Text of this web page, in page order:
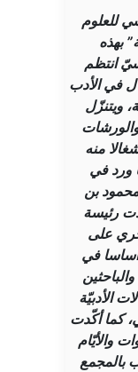
للعلوم
بهذه
انتظم
في الأدب
ويتنزّل
منه
ورد في
بن
رئيسة
على
أساسا في
الأدبيّة
كما أكّدت
والأيّام
بالمجمع